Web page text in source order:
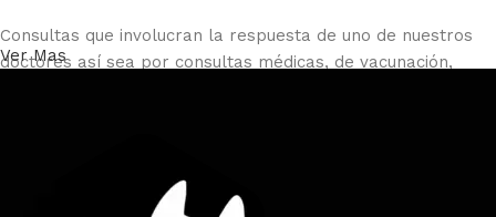
Consultas que involucran la respuesta de uno de nuestros
doctores así sea por consultas médicas, de vacunación,
Ver Mas